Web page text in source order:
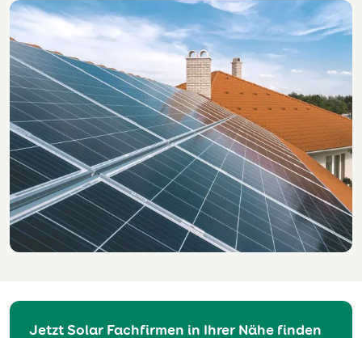
Jetzt Solar Fachfirmen in Ihrer Nähe finden